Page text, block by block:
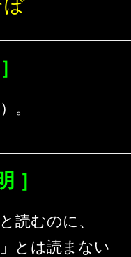
ぼ
。
］
読むのに、
とは読まない